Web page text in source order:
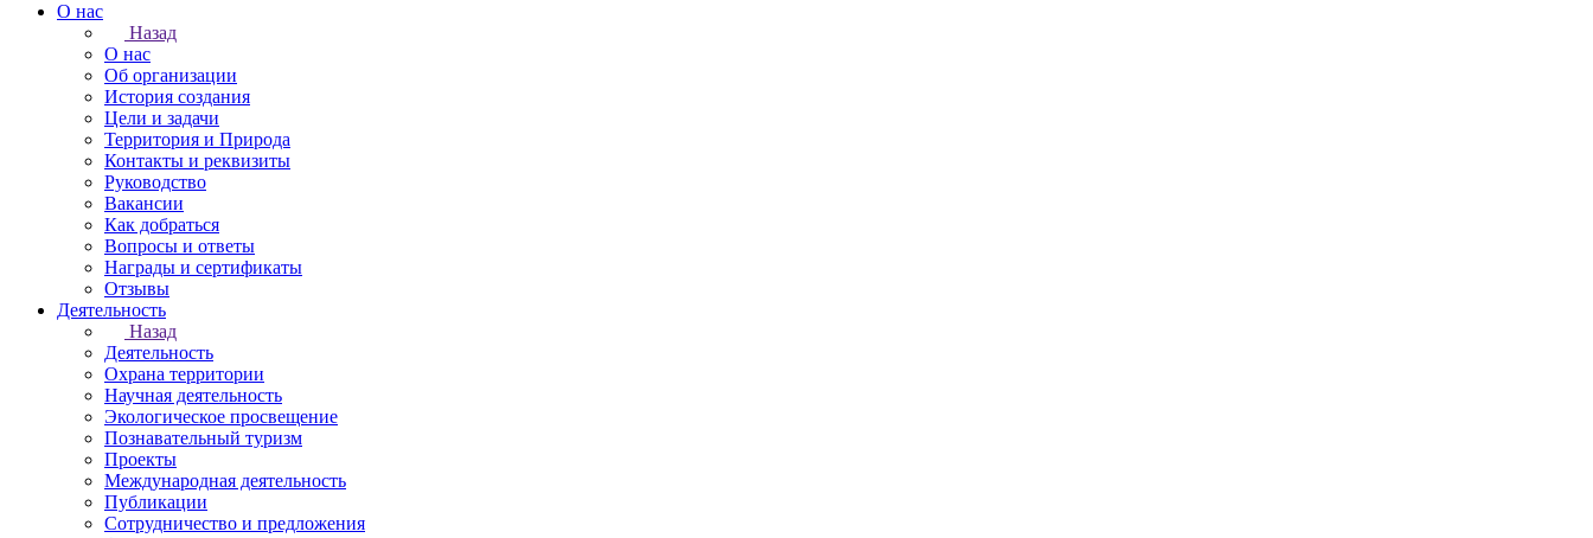
О нас
Назад
О нас
Об организации
История создания
Цели и задачи
Территория и Природа
Контакты и реквизиты
Руководство
Вакансии
Как добраться
Вопросы и ответы
Награды и сертификаты
Отзывы
Деятельность
Назад
Деятельность
Охрана территории
Научная деятельность
Экологическое просвещение
Познавательный туризм
Проекты
Международная деятельность
Публикации
Сотрудничество и предложения